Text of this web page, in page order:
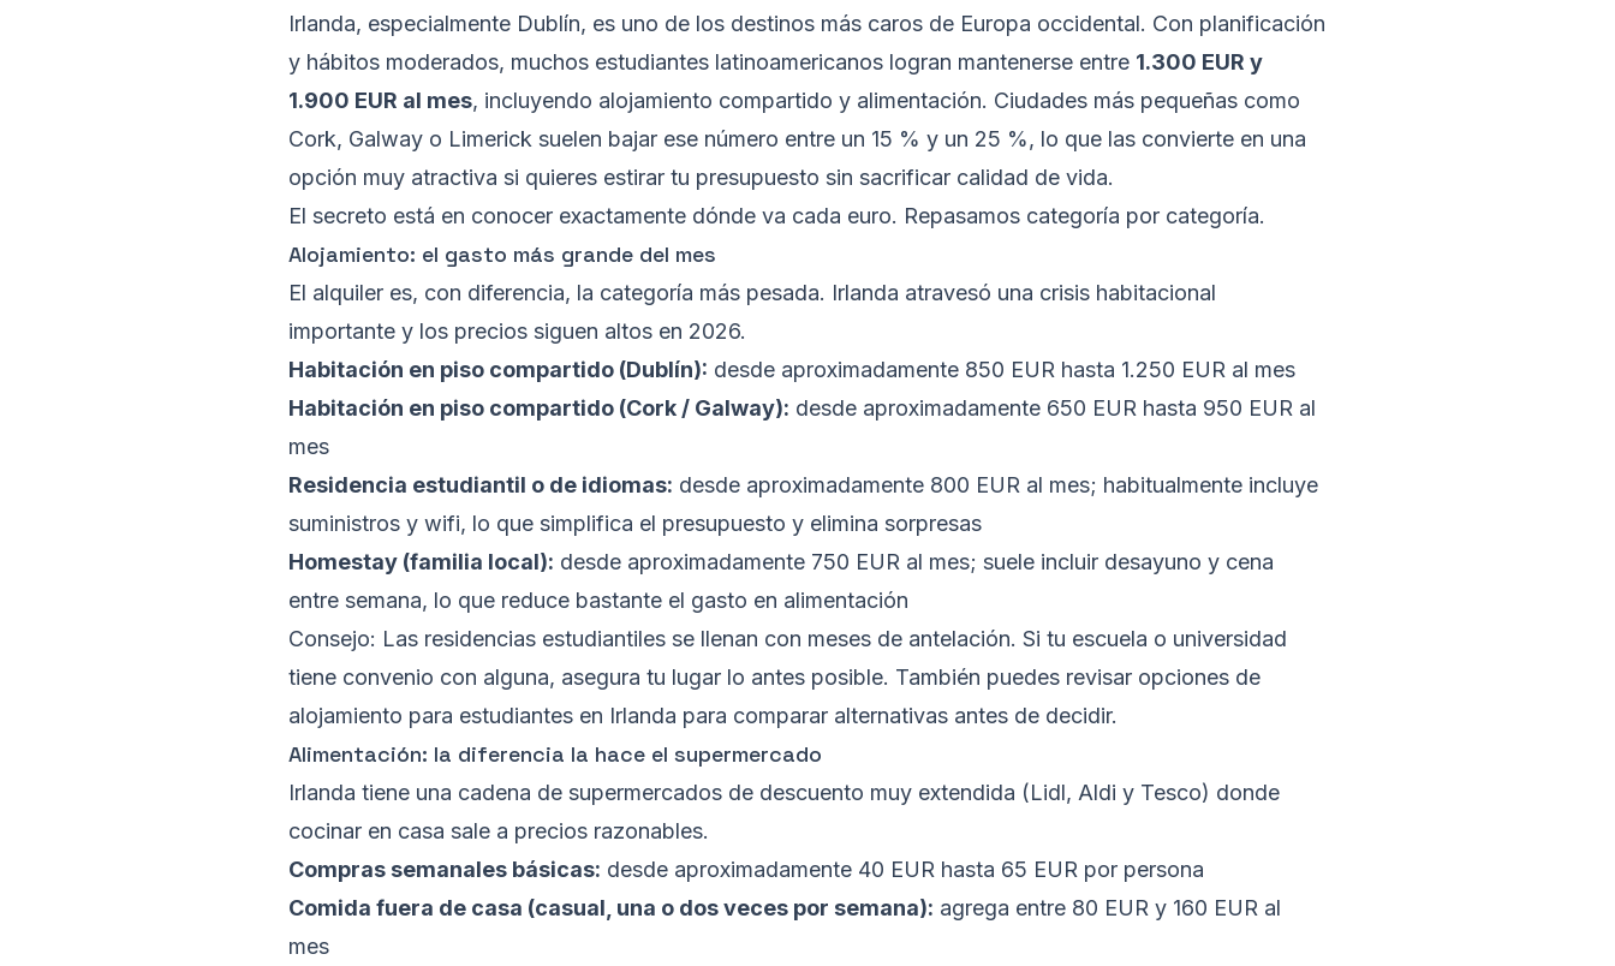
Irlanda, especialmente Dublín, es uno de los destinos más caros de Europa occidental. Con planificación
y hábitos moderados, muchos estudiantes latinoamericanos logran mantenerse entre 1.300 EUR y
1.900 EUR al mes, incluyendo alojamiento compartido y alimentación. Ciudades más pequeñas como
Cork, Galway o Limerick suelen bajar ese número entre un 15 % y un 25 %, lo que las convierte en una
opción muy atractiva si quieres estirar tu presupuesto sin sacrificar calidad de vida.
El secreto está en conocer exactamente dónde va cada euro. Repasamos categoría por categoría.
Alojamiento: el gasto más grande del mes
El alquiler es, con diferencia, la categoría más pesada. Irlanda atravesó una crisis habitacional
importante y los precios siguen altos en 2026.
Habitación en piso compartido (Dublín): desde aproximadamente 850 EUR hasta 1.250 EUR al mes
Habitación en piso compartido (Cork / Galway): desde aproximadamente 650 EUR hasta 950 EUR al
mes
Residencia estudiantil o de idiomas: desde aproximadamente 800 EUR al mes; habitualmente incluye
suministros y wifi, lo que simplifica el presupuesto y elimina sorpresas
Homestay (familia local): desde aproximadamente 750 EUR al mes; suele incluir desayuno y cena
entre semana, lo que reduce bastante el gasto en alimentación
Consejo: Las residencias estudiantiles se llenan con meses de antelación. Si tu escuela o universidad
tiene convenio con alguna, asegura tu lugar lo antes posible. También puedes revisar opciones de
alojamiento para estudiantes en Irlanda para comparar alternativas antes de decidir.
Alimentación: la diferencia la hace el supermercado
Irlanda tiene una cadena de supermercados de descuento muy extendida (Lidl, Aldi y Tesco) donde
cocinar en casa sale a precios razonables.
Compras semanales básicas: desde aproximadamente 40 EUR hasta 65 EUR por persona
Comida fuera de casa (casual, una o dos veces por semana): agrega entre 80 EUR y 160 EUR al
mes